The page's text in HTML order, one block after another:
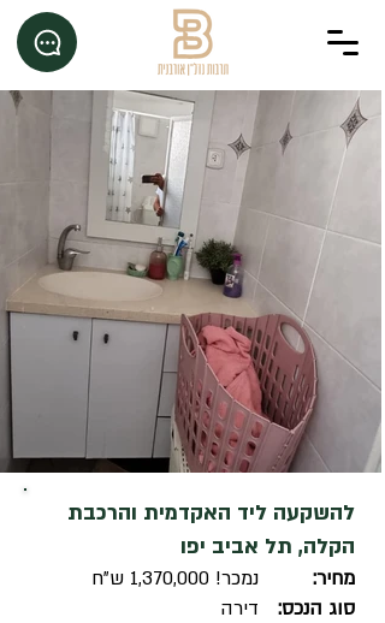
להשקעה ליד האקדמית והרכבת
הקלה, תל אביב יפו
נמכר! 1,370,000 ש"ח
דירה
מחיר:
סוג הנכס: